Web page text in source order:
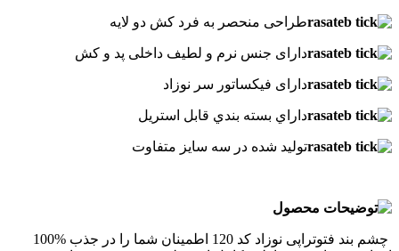
طراحی منحصر به فرد کش دو لایه
دارای جنس نرم و لطیف داخلی پد و کش
دارای فیکساتور سر نوزاد
داراي بسته بندي قابل استريل
تولید شده در سه سایز متفاوت
چشم بند فتوتراپی نوزاد کد 120 اطمینان شما را در جذب %100